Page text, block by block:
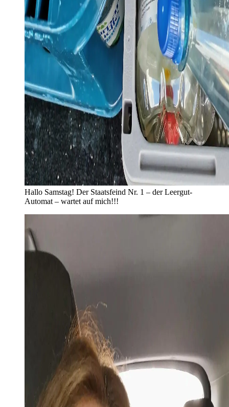
Hallo Samstag! Der Staatsfeind Nr. 1 – der Leergut-
Automat – wartet auf mich!!!